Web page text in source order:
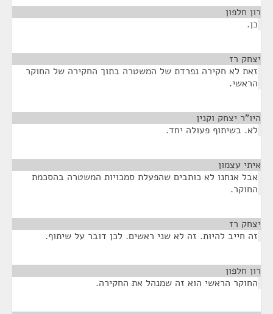
רון חלפון
כן.
יצחק רז
זאת לא חקירה נפרדת של המשטרה בתוך החקירה של החוקר
הראשי.
היו"ר יצחק וקנין
לא. בשיתוף פעולה יחד.
איתי עצמון
אבל אנחנו לא כותבים שהפעלת סמכויות המשטרה בהסכמת
החוקר.
יצחק רז
זה חייב להיות. זה לא שני ראשים. לכן דובר על שיתוף.
רון חלפון
החוקר הראשי הוא זה שמנהל את החקירה.